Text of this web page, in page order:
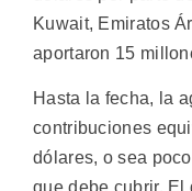
Kuwait, Emiratos
aportaron 15
Hasta la fecha, la
contribuciones
dólares, o sea